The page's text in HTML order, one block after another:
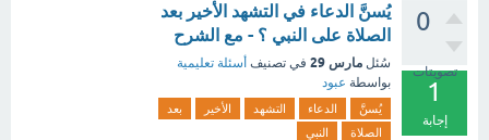
0
تصويتات
1
إجابة
يُسنَّ الدعاء في التشهد الأخير بعد
الصلاة على النبي ؟ - مع الشرح
سُئل مارس 29 في تصنيف أسئلة تعليمية
بواسطة عبود
يُسنَّ الدعاء التشهد الأخير
بعد
الصلاة
النبي